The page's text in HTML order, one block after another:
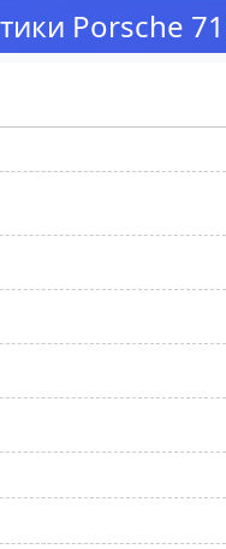
Porsche